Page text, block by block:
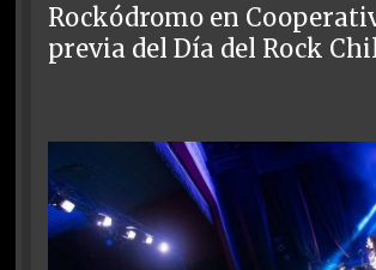
Rockódromo en
previa del Día del Rock